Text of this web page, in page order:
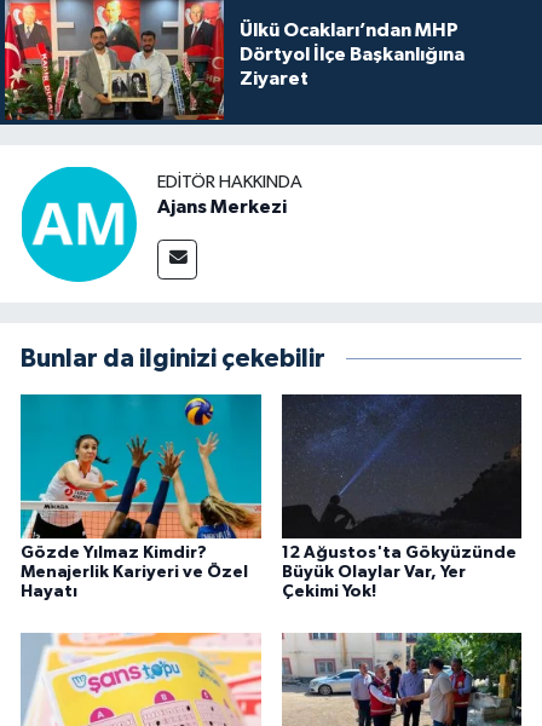
Ülkü Ocakları’ndan MHP
Dörtyol İlçe Başkanlığına
Ziyaret
EDITÖR HAKKINDA
Ajans Merkezi
Bunlar da ilginizi çekebilir
Gözde Yılmaz Kimdir?
Menajerlik Kariyeri ve Özel
Hayatı
12 Ağustos'ta Gökyüzünde
Büyük Olaylar Var, Yer
Çekimi Yok!